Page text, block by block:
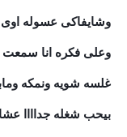
وشايفاكى عسوله
وعلى فكره انا
غلسه شويه ونمكه
بيحب شغله جداااا